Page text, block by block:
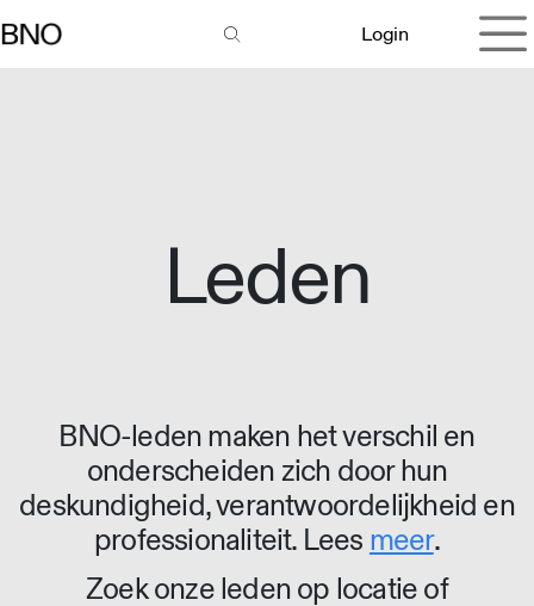
Login
Leden
BNO-leden maken het verschil en
onderscheiden zich door hun
deskundigheid, verantwoordelijkheid en
professionaliteit. Lees meer.
Zoek onze leden op locatie of